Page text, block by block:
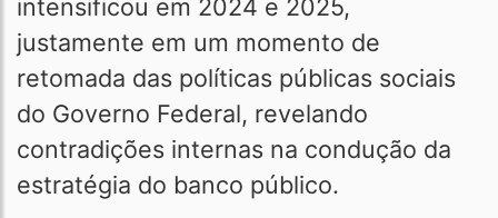
intensificou em 2024 e 2025,
justamente em um momento de
retomada das políticas públicas sociais
do Governo Federal, revelando
contradições internas na condução da
estratégia do banco público.